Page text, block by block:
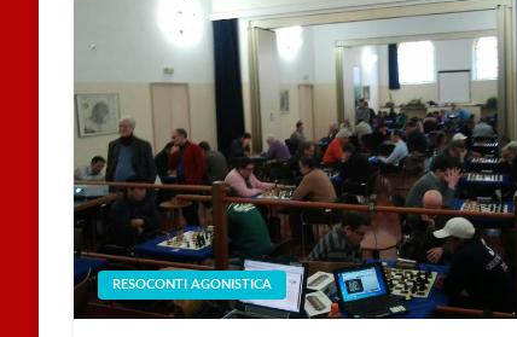
RESOCONTI AGONISTICA